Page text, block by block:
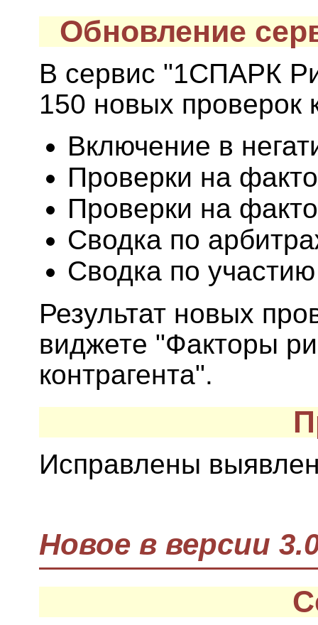
Обновление
В сервис "1СПАРК
150 новых проверок
Включение в
Проверки на
Проверки на
Сводка по
Сводка по участию
Результат новых
виджете "Факторы
контрагента".
Исправлены
Новое в версии